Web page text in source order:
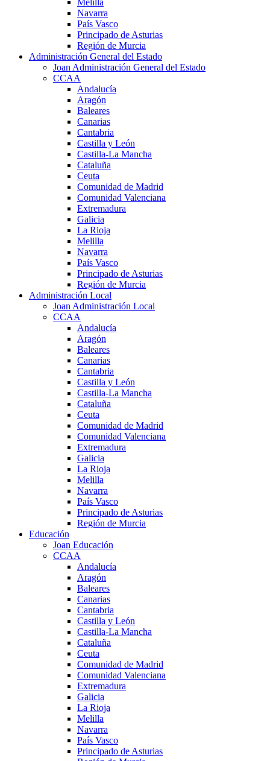
Navarra
País Vasco
Principado de Asturias
Región de Murcia
Administración General del Estado
Joan Administración General del Estado
CCAA
Andalucía
Aragón
Baleares
Canarias
Cantabria
Castilla y León
Castilla-La Mancha
Cataluña
Ceuta
Comunidad de Madrid
Comunidad Valenciana
Extremadura
Galicia
La Rioja
Melilla
Navarra
País Vasco
Principado de Asturias
Región de Murcia
Administración Local
Joan Administración Local
CCAA
Andalucía
Aragón
Baleares
Canarias
Cantabria
Castilla y León
Castilla-La Mancha
Cataluña
Ceuta
Comunidad de Madrid
Comunidad Valenciana
Extremadura
Galicia
La Rioja
Melilla
Navarra
País Vasco
Principado de Asturias
Región de Murcia
Educación
Joan Educación
CCAA
Andalucía
Aragón
Baleares
Canarias
Cantabria
Castilla y León
Castilla-La Mancha
Cataluña
Ceuta
Comunidad de Madrid
Comunidad Valenciana
Extremadura
Galicia
La Rioja
Melilla
Navarra
País Vasco
Principado de Asturias